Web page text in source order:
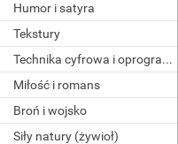
Humor i satyra
Tekstury
Technika cyfrowa i oprogramowanie
Miłość i romans
Broń i wojsko
Siły natury (żywioł)